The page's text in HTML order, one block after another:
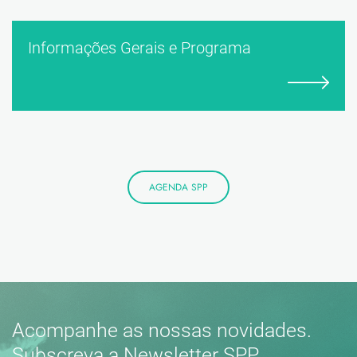
Informações Gerais e Programa
AGENDA SPP
Acompanhe as nossas novidades.